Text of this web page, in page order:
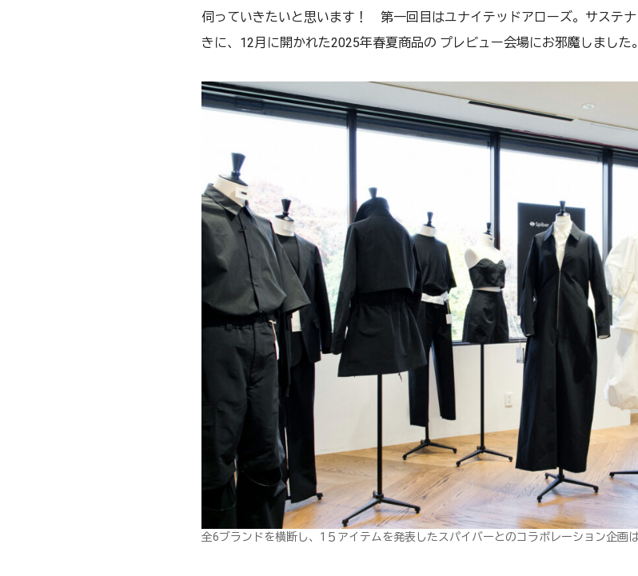
伺っていきたいと思います！ 第一回目はユナイテッドアローズ。サステ
きに、12月に開かれた2025年春夏商品の プレビュー会場にお邪魔しました。
全6ブランドを横断し、1５アイテムを発表したスパイバーとのコラボレーション企画